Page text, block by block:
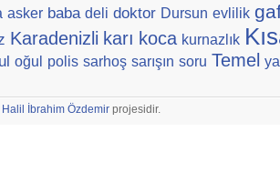
asker baba deli doktor Dursun evlilik
Karadenizli karı koca kurnazlık
oğul polis sarhoş sarışın soru Temel
Halil İbrahim Özdemir projesidir.